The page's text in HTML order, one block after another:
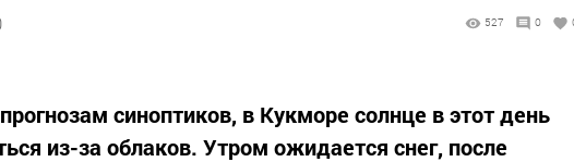
527 0
синоптиков, в Кукморе солнце в этот день
из-за облаков. Утром ожидается снег, после